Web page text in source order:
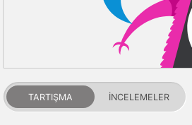
TARTIŞMA İNCELEMELER